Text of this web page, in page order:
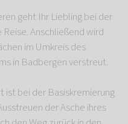
geht Ihr Liebling bei der
Anschließend wird
im Umkreis des
in Badbergen verstreut.
ist bei der Basiskremierung
der Asche ihres